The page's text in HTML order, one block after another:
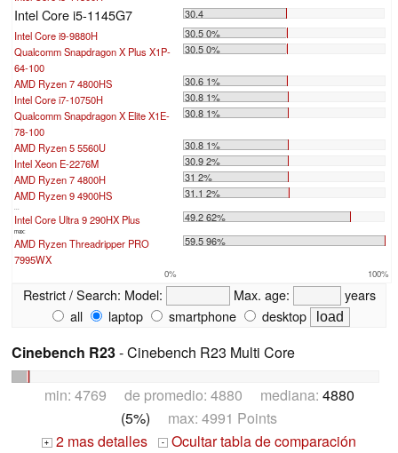
Intel Core i5-1145G7
30.4
Intel Core i9-9880H
30.5 0%
Qualcomm Snapdragon X Plus X1P-
64-100
30.5 0%
AMD Ryzen 7 4800HS
30.6 1%
Intel Core i7-10750H
30.8 1%
Qualcomm Snapdragon X Elite X1E-
78-100
30.8 1%
AMD Ryzen 5 5560U
30.8 1%
Intel Xeon E-2276M
30.9 2%
AMD Ryzen 7 4800H
31 2%
AMD Ryzen 9 4900HS
31.1 2%
Intel Core Ultra 9 290HX Plus 49.2 62%
max:
AMD Ryzen Threadripper PRO
7995WX
59.5 96%
0% 100%
Restrict / Search: Model: Max. age:
years
all
laptop smartphone desktop
Cinebench R23- Cinebench R23 Multi Core
min: 4769 de promedio: 4880 mediana: 4880
(5%) max: 4991 Points
+ 2 mas detalles - Ocultar tabla de comparación